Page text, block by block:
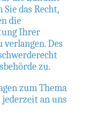
das Recht,
die
Ihrer
verlangen. Des
zu.
zum Thema
an uns